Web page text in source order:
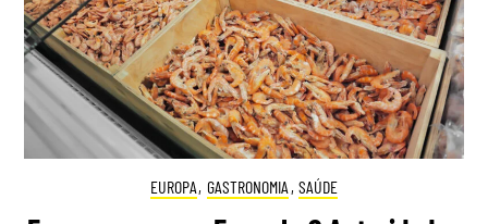
EUROPA, GASTRONOMIA , SAÚDE